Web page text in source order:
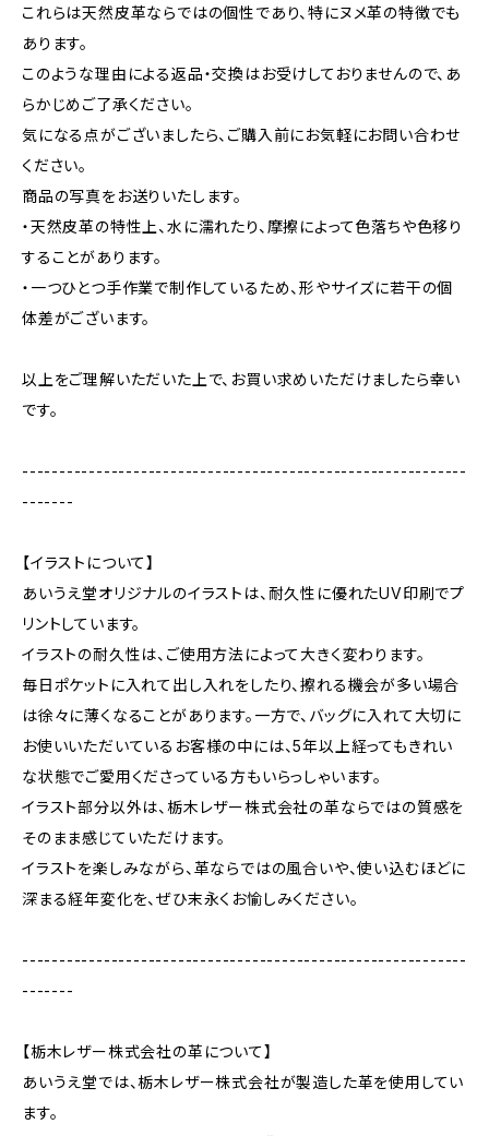
これらは天然皮革ならではの個性であり、特にヌメ革の特徴でも
あります。
このような理由による返品・交換はお受けしておりませんので、あ
らかじめご了承ください。
気になる点がございましたら、ご購入前にお気軽にお問い合わせ
ください。
商品の写真をお送りいたします。
・天然皮革の特性上、水に濡れたり、摩擦によって色落ちや色移り
することがあります。
・一つひとつ手作業で制作しているため、形やサイズに若干の個
体差がございます。
以上をご理解いただいた上で、お買い求めいただけましたら幸い
です。
------------------------------------------------------------
-------
【イラストについて】
あいうえ堂オリジナルのイラストは、耐久性に優れたUV印刷でプ
リントしています。
イラストの耐久性は、ご使用方法によって大きく変わります。
毎日ポケットに入れて出し入れをしたり、擦れる機会が多い場合
は徐々に薄くなることがあります。一方で、バッグに入れて大切に
お使いいただいているお客様の中には、5年以上経ってもきれい
な状態でご愛用くださっている方もいらっしゃいます。
イラスト部分以外は、栃木レザー株式会社の革ならではの質感を
そのまま感じていただけます。
イラストを楽しみながら、革ならではの風合いや、使い込むほどに
深まる経年変化を、ぜひ末永くお愉しみください。
------------------------------------------------------------
-------
【栃木レザー株式会社の革について】
あいうえ堂では、栃木レザー株式会社が製造した革を使用してい
ます。